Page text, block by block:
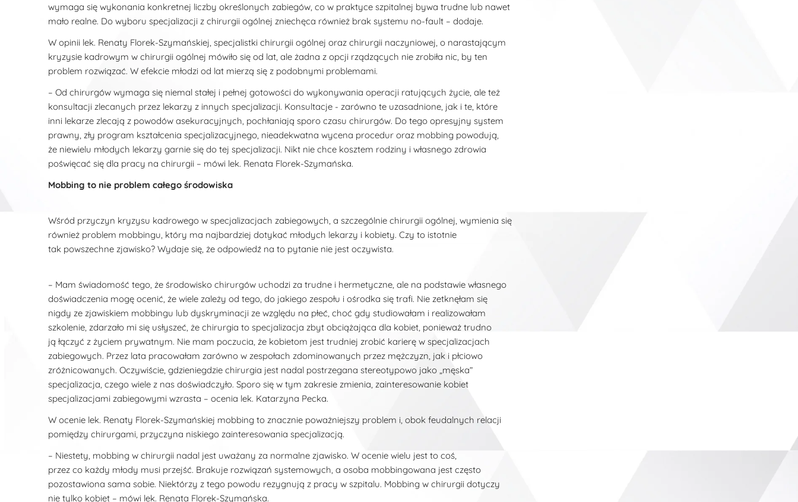
wymaga się wykonania konkretnej liczby określonych zabiegów, co w praktyce szpitalnej bywa trudne lub nawet
mało realne. Do wyboru specjalizacji z chirurgii ogólnej zniechęca również brak systemu no-fault – dodaje.
W opinii lek. Renaty Florek-Szymańskiej, specjalistki chirurgii ogólnej oraz chirurgii naczyniowej, o narastającym
kryzysie kadrowym w chirurgii ogólnej mówiło się od lat, ale żadna z opcji rządzących nie zrobiła nic, by ten
problem rozwiązać. W efekcie młodzi od lat mierzą się z podobnymi problemami.
– Od chirurgów wymaga się niemal stałej i pełnej gotowości do wykonywania operacji ratujących życie, ale też
konsultacji zlecanych przez lekarzy z innych specjalizacji. Konsultacje - zarówno te uzasadnione, jak i te, które
inni lekarze zlecają z powodów asekuracyjnych, pochłaniają sporo czasu chirurgów. Do tego opresyjny system
prawny, zły program kształcenia specjalizacyjnego, nieadekwatna wycena procedur oraz mobbing powodują,
że niewielu młodych lekarzy garnie się do tej specjalizacji. Nikt nie chce kosztem rodziny i własnego zdrowia
poświęcać się dla pracy na chirurgii – mówi lek. Renata Florek-Szymańska.
Mobbing to nie problem całego środowiska
Wśród przyczyn kryzysu kadrowego w specjalizacjach zabiegowych, a szczególnie chirurgii ogólnej, wymienia się
również problem mobbingu, który ma najbardziej dotykać młodych lekarzy i kobiety. Czy to istotnie
tak powszechne zjawisko? Wydaje się, że odpowiedź na to pytanie nie jest oczywista.
– Mam świadomość tego, że środowisko chirurgów uchodzi za trudne i hermetyczne, ale na podstawie własnego
doświadczenia mogę ocenić, że wiele zależy od tego, do jakiego zespołu i ośrodka się trafi. Nie zetknęłam się
nigdy ze zjawiskiem mobbingu lub dyskryminacji ze względu na płeć, choć gdy studiowałam i realizowałam
szkolenie, zdarzało mi się usłyszeć, że chirurgia to specjalizacja zbyt obciążająca dla kobiet, ponieważ trudno
ją łączyć z życiem prywatnym. Nie mam poczucia, że kobietom jest trudniej zrobić karierę w specjalizacjach
zabiegowych. Przez lata pracowałam zarówno w zespołach zdominowanych przez mężczyzn, jak i płciowo
zróżnicowanych. Oczywiście, gdzieniegdzie chirurgia jest nadal postrzegana stereotypowo jako „męska”
specjalizacja, czego wiele z nas doświadczyło. Sporo się w tym zakresie zmienia, zainteresowanie kobiet
specjalizacjami zabiegowymi wzrasta – ocenia lek. Katarzyna Pecka.
W ocenie lek. Renaty Florek-Szymańskiej mobbing to znacznie poważniejszy problem i, obok feudalnych relacji
pomiędzy chirurgami, przyczyna niskiego zainteresowania specjalizacją.
– Niestety, mobbing w chirurgii nadal jest uważany za normalne zjawisko. W ocenie wielu jest to coś,
przez co każdy młody musi przejść. Brakuje rozwiązań systemowych, a osoba mobbingowana jest często
pozostawiona sama sobie. Niektórzy z tego powodu rezygnują z pracy w szpitalu. Mobbing w chirurgii dotyczy
nie tylko kobiet – mówi lek. Renata Florek-Szymańska.